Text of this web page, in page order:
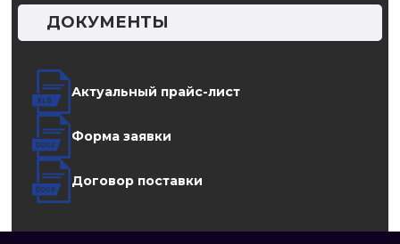
ДОКУМЕНТЫ
Актуальный прайс-лист
Форма заявки
Договор поставки